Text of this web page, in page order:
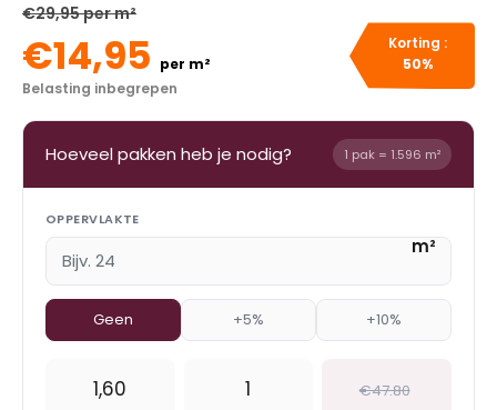
€29,95 per m²
€14,95 per m²
Belasting inbegrepen
Korting :
50%
Hoeveel pakken heb je nodig? 1 pak = 1.596 m²
OPPERVLAKTE
m²
Geen +5% +10%
1,60 1 €47.80